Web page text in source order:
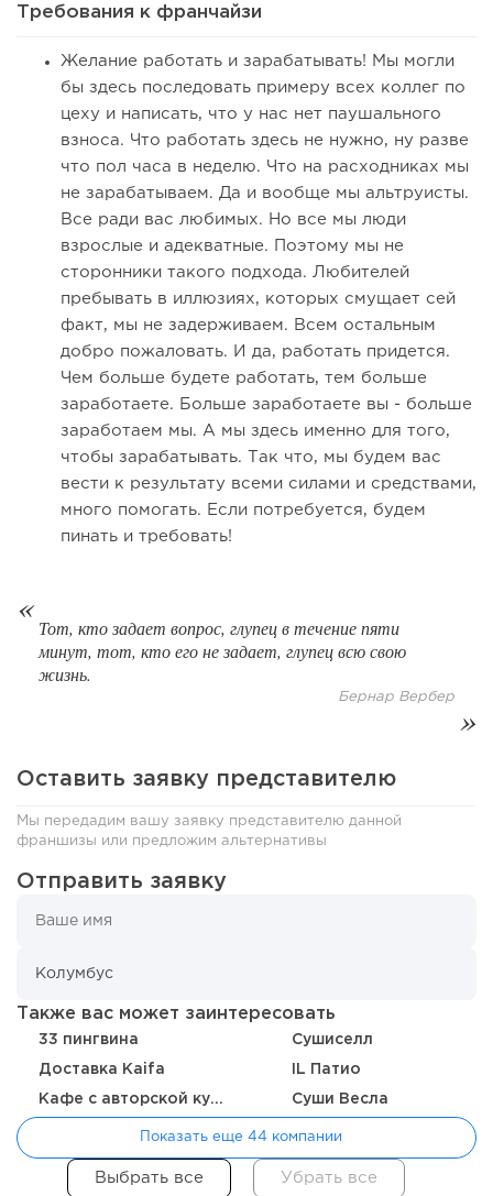
145 8
открытия заведения
130
Coffee Way приступил к масштабированию собственной
От стартапа за 30 тысяч рублей до бизнеса стоимостью
миллиарды:...
Требования к франчайзи
Желание работать и зарабатывать! Мы могли
бы здесь последовать примеру всех коллег по
цеху и написать, что у нас нет паушального
взноса. Что работать здесь не нужно, ну разве
что пол часа в неделю. Что на расходниках мы
не зарабатываем. Да и вообще мы альтруисты.
Все ради вас любимых. Но все мы люди
взрослые и адекватные. Поэтому мы не
сторонники такого подхода. Любителей
пребывать в иллюзиях, которых смущает сей
факт, мы не задерживаем. Всем остальным
добро пожаловать. И да, работать придется.
Чем больше будете работать, тем больше
заработаете. Больше заработаете вы - больше
заработаем мы. А мы здесь именно для того,
чтобы зарабатывать. Так что, мы будем вас
вести к результату всеми силами и средствами,
много помогать. Если потребуется, будем
пинать и требовать!
Тот, кто задает вопрос, глупец в течение пяти
минут, тот, кто его не задает, глупец всю свою
жизнь.
Бернар Вербер
Оставить заявку представителю
Мы передадим вашу заявку представителю данной
франшизы или предложим альтернативы
Отправить заявку
Также вас может заинтересовать
33 пингвина Сушиселл
Доставка Kaifa IL Патио
Кафе с авторской кухней "Здрасте" Суши Весла
Показать еще 44 компании